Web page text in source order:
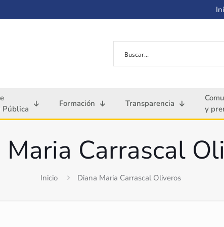
Pública
Formación Transparencia
y
Maria Carrascal
Inicio Diana Maria Carrascal Oliveros